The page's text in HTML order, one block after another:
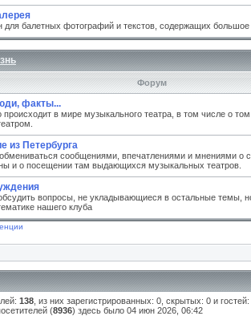
для балетных фотографий и текстов, содержащих
Форум
факты...
в мире музыкального театра, в том числе о
из Петербурга
сообщениями, впечатлениями и мнениями о
и о посещении там выдающихся музыкальных театров.
вопросы, не укладывающиеся в остальные темы,
нашего клуба
138 , из них зарегистрированных: 0, скрытых: 0 и
(8936) здесь было 04 июн 2026, 06:42